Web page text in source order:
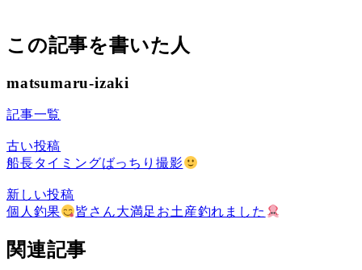
ー
この記事を書いた人
matsumaru-izaki
記事一覧
古い投稿
船長タイミングばっちり撮影
新しい投稿
個人釣果
皆さん大満足お土産釣れました
関連記事